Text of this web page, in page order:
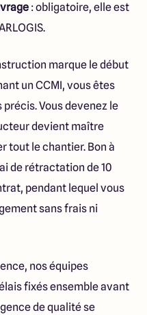
: obligatoire, elle est
marque le début
un CCMI, vous êtes
Vous devenez le
devient maître
tout le chantier. Bon à
de rétractation de 10
pendant lequel vous
sans frais ni
nos équipes
fixés ensemble avant
de qualité se